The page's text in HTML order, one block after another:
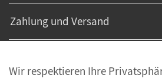
Zahlung und Versand
Wir respektieren Ihre